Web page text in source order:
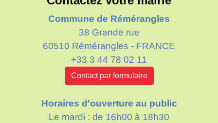
Commune de Rémérangles
38 Grande rue
60510 Rémérangles - FRANCE
+33 3 44 78 02 11
Contact par formulaire
Horaires d'ouverture au public
Le mardi : de 16h00 à 18h30